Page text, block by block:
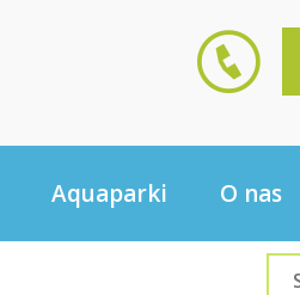
Aquaparki O nas